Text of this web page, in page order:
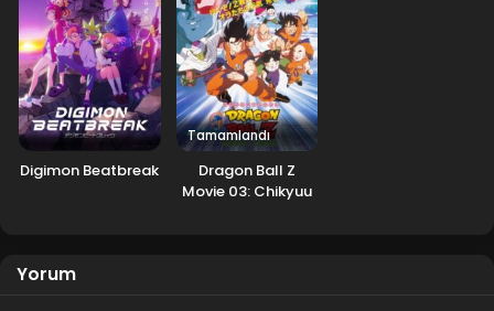
Digimon Beatbreak
Tamamlandı
Dragon Ball Z
Movie 03: Chikyuu
Yorum